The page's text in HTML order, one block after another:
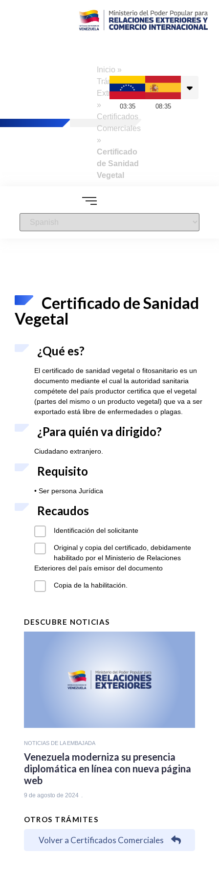
Inicio »
Trámites a
Extranjeros
»
Certificados
Comerciales
»
Certificado
de Sanidad
Vegetal
03:35 08:35
Certificado de Sanidad
Vegetal
¿Qué es?
El certificado de sanidad vegetal o fitosanitario es un
documento mediante el cual la autoridad sanitaria
compétete del país productor certifica que el vegetal
(partes del mismo o un producto vegetal) que va a ser
exportado está libre de enfermedades o plagas.
¿Para quién va dirigido?
Ciudadano extranjero.
Requisito
• Ser persona Jurídica
Recaudos
Identificación del solicitante
Original y copia del certificado, debidamente
habilitado por el Ministerio de Relaciones
Exteriores del país emisor del documento
Copia de la habilitación.
DESCUBRE NOTICIAS
NOTICIAS DE LA EMBAJADA
Venezuela moderniza su presencia
diplomática en línea con nueva página
web
9 de agosto de 2024
OTROS TRÁMITES
Volver a Certificados Comerciales